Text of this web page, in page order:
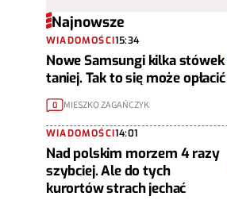
Najnowsze
WIADOMOŚCI15:34
Nowe Samsungi kilka stówek
taniej. Tak to się może opłacić
0 MIESZKO ZAGAŃCZYK
WIADOMOŚCI14:01
Nad polskim morzem 4 razy
szybciej. Ale do tych
kurortów strach jechać